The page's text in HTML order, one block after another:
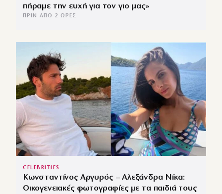
πήραμε την ευχή για τον γιο μας»
ΠΡΙΝ ΑΠΌ 2 ΏΡΕΣ
CELEBRITIES
Κωνσταντίνος Αργυρός – Αλεξάνδρα Νίκα:
Οικογενειακές φωτογραφίες με τα παιδιά τους